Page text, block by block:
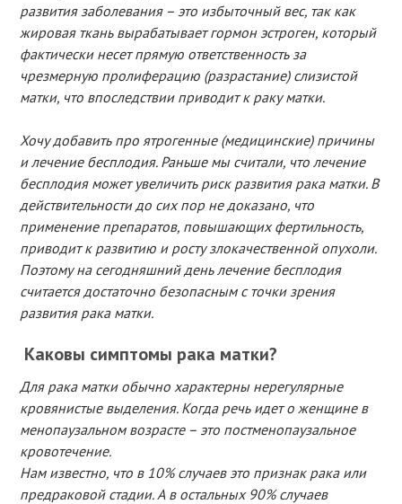
развития заболевания – это избыточный вес, так как
жировая ткань вырабатывает гормон эстроген, который
фактически несет прямую ответственность за
чрезмерную пролиферацию (разрастание) слизистой
матки, что впоследствии приводит к раку матки.
Хочу добавить про ятрогенные (медицинские) причины
и лечение бесплодия. Раньше мы считали, что лечение
бесплодия может увеличить риск развития рака матки. В
действительности до сих пор не доказано, что
применение препаратов, повышающих фертильность,
приводит к развитию и росту злокачественной опухоли.
Поэтому на сегодняшний день лечение бесплодия
считается достаточно безопасным с точки зрения
развития рака матки.
Каковы симптомы рака матки?
Для рака матки обычно характерны нерегулярные
кровянистые выделения. Когда речь идет о женщине в
менопаузальном возрасте – это постменопаузальное
кровотечение.
Нам известно, что в 10% случаев это признак рака или
предраковой стадии. А в остальных 90% случаев